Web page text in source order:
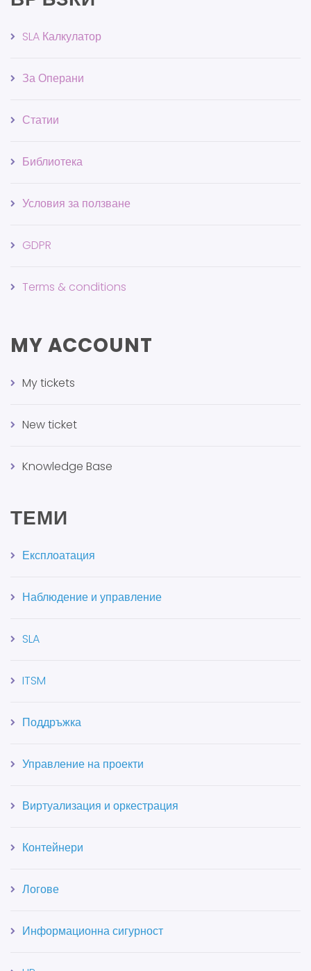
SLA Калкулатор
За Операни
Статии
Библиотека
Условия за ползване
GDPR
Terms & conditions
MY ACCOUNT
My tickets
New ticket
Knowledge Base
ТЕМИ
Експлоатация
Наблюдение и управление
SLA
ITSM
Поддръжка
Управление на проекти
Виртуализация и оркестрация
Контейнери
Логове
Информационна сигурност